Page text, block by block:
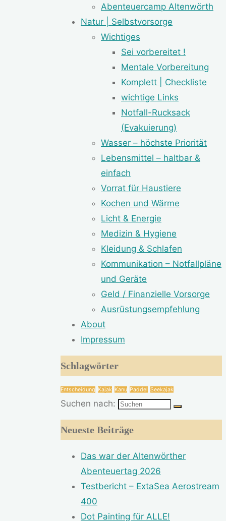
Abenteuercamp Altenwörth
Natur | Selbstvorsorge
Wichtiges
Sei vorbereitet !
Mentale Vorbereitung
Komplett | Checkliste
wichtige Links
Notfall-Rucksack
(Evakuierung)
Wasser – höchste Priorität
Lebensmittel – haltbar &
einfach
Vorrat für Haustiere
Kochen und Wärme
Licht & Energie
Medizin & Hygiene
Kleidung & Schlafen
Kommunikation – Notfallpläne
und Geräte
Geld / Finanzielle Vorsorge
Ausrüstungsempfehlung
About
Impressum
Schlagwörter
Entscheidung Kajak Kanu Paddel Seekajak
Suchen nach:
Neueste Beiträge
Das war der Altenwörther
Abenteuertag 2026
Testbericht – ExtaSea Aerostream
400
Dot Painting für ALLE!